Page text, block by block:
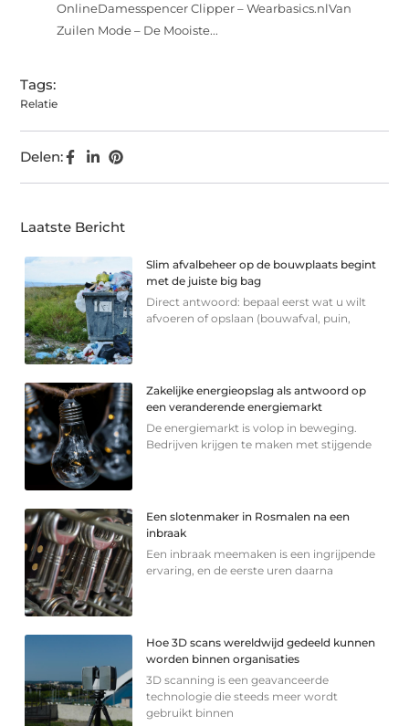
OnlineDamesspencer Clipper – Wearbasics.nlVan
Zuilen Mode – De Mooiste...
Tags:
Relatie
Delen:
Laatste Bericht
Slim afvalbeheer op de bouwplaats begint
met de juiste big bag
Direct antwoord: bepaal eerst wat u wilt
afvoeren of opslaan (bouwafval, puin,
Zakelijke energieopslag als antwoord op
een veranderende energiemarkt
De energiemarkt is volop in beweging.
Bedrijven krijgen te maken met stijgende
Een slotenmaker in Rosmalen na een
inbraak
Een inbraak meemaken is een ingrijpende
ervaring, en de eerste uren daarna
Hoe 3D scans wereldwijd gedeeld kunnen
worden binnen organisaties
3D scanning is een geavanceerde
technologie die steeds meer wordt
gebruikt binnen